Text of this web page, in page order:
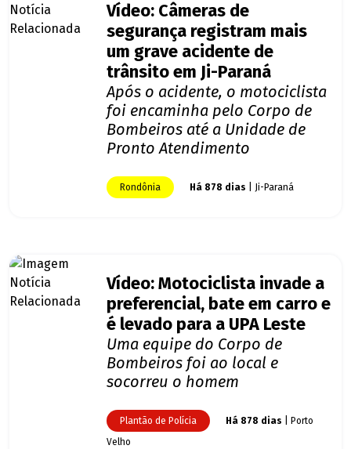
Vídeo: Câmeras de
segurança registram mais
um grave acidente de
trânsito em Ji-Paraná
Após o acidente, o motociclista
foi encaminha pelo Corpo de
Bombeiros até a Unidade de
Pronto Atendimento
Rondônia Há 878 dias | Ji-Paraná
Vídeo: Motociclista invade a
preferencial, bate em carro e
é levado para a UPA Leste
Uma equipe do Corpo de
Bombeiros foi ao local e
socorreu o homem
Plantão de Polícia Há 878 dias | Porto
Velho